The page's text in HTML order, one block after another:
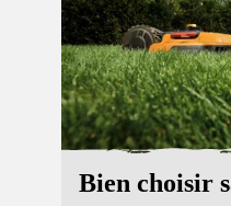
Bien choisir